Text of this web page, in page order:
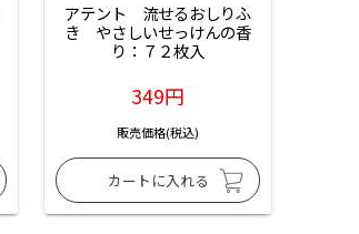
アテント　流せるおしりふ
き　やさしいせっけんの香
り：７２枚入
349円
販売価格(税込)